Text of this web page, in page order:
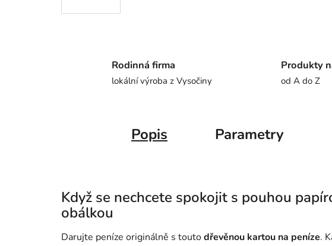
Rodinná firma
lokální výroba z Vysočiny
Produkty
od A do Z
Popis Parametry
Když se nechcete spokojit s pouhou
obálkou
Darujte peníze originálně s toutodřevěnou kartou na peníze.